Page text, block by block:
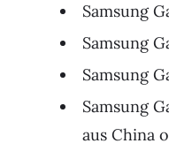
Samsung
Samsung
Samsung
Samsung
aus China